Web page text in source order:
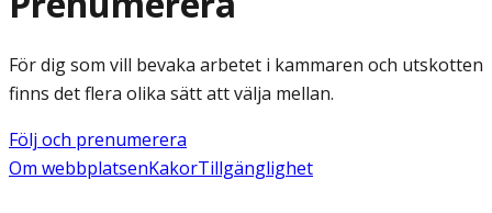
För dig som vill bevaka arbetet i kammaren och utskotten
finns det flera olika sätt att välja mellan.
Följ och prenumerera
Om webbplatsenKakorTillgänglighet